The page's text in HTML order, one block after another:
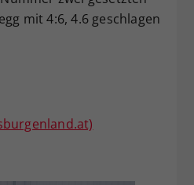
mit 4:6, 4.6 geschlagen